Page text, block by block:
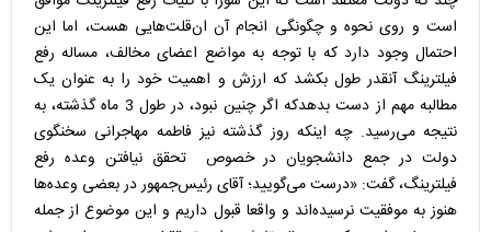
است و روی نحوه و چگونگی انجام آن ان‌قلت‌هایی هست، اما این
احتمال وجود دارد که با توجه به مواضع اعضای مخالف، مساله رفع
فیلترینگ آنقدر طول بکشد که ارزش و اهمیت خود را به عنوان یک
مطالبه مهم از دست بدهدکه اگر چنین نبود، در طول 3 ماه گذشته، به
نتیجه می‌رسید. چه اینکه روز گذشته نیز فاطمه مهاجرانی سخنگوی
دولت در جمع دانشجویان در خصوص تحقق نیافتن وعده رفع
فیلترینگ، گفت: «درست می‌گویید؛ آقای رئیس‌جمهور در بعضی وعده‌ها
هنوز به موفقیت نرسیده‌اند و واقعا قبول داریم و این موضوع از جمله